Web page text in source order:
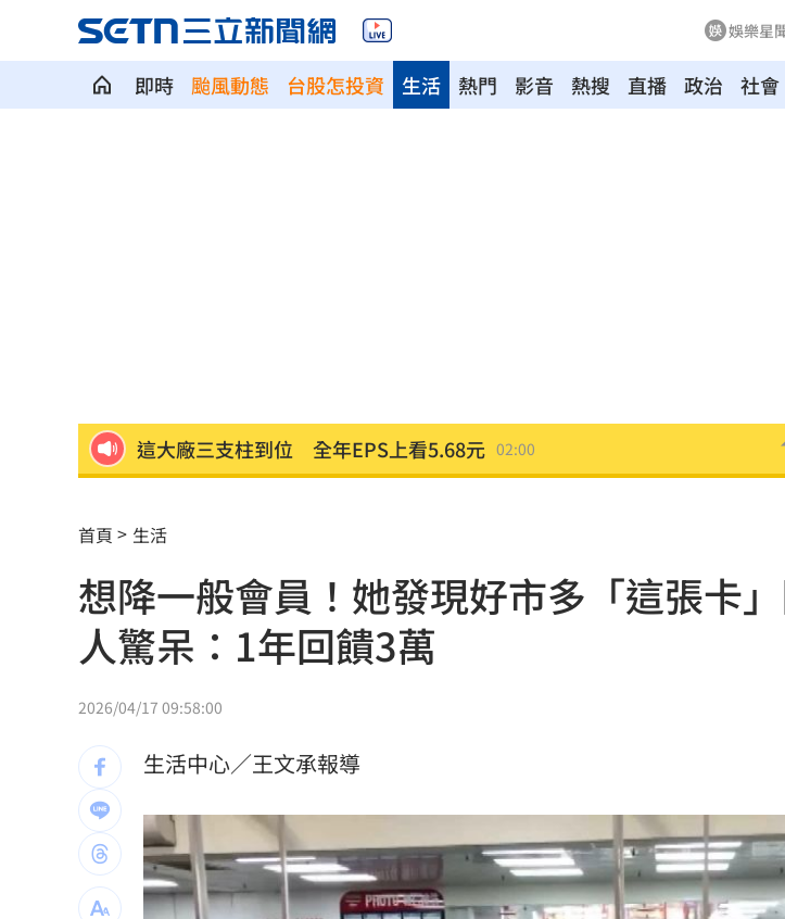
娛樂星
即時 颱風動態 台股怎投資 熱門 影音 熱搜 直播 政治 社會
生活
慈濟買BNT被詐10億！藍昔嗆擋疫苗網朝聖 01:35
高溫重創雞蛋產量 最快要等到9月才回穩
7月營收寫同期次高 聯寶訂單看到2027年 01:20
台股收復44000點大關 2關鍵看AI產業發展
他見搶案挺身相救遭圍毆亡！嫌犯最小12歲
扣款人數狂增4成 國泰小龍基金布局曝光
24歲存款破百萬！她公開致富關鍵：超孝順 01:02
這大廠產能利用率衝90% 目標價上看220元 01:00
首頁 生活
想降一般會員！她發現好市多「這張卡
人驚呆：1年回饋3萬
2026/04/17 09:58:00
生活中心／王文承報導